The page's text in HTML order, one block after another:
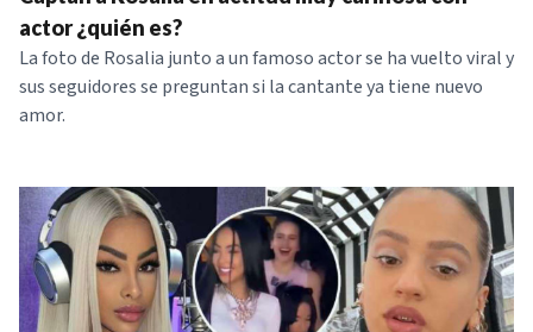
SERIES
actor ¿quién es?
La foto de Rosalia junto a un famoso actor se ha vuelto viral y
sus seguidores se preguntan si la cantante ya tiene nuevo
amor.